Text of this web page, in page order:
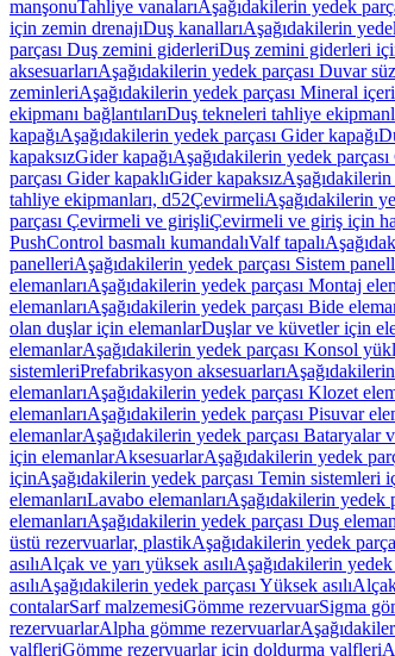
manşonuTahliye vanalarıAşağıdakilerin yedek
için zemin drenajıDuş kanallarıAşağıdakilerin
parçası Duş zemini giderleriDuş zemini giderleri
aksesuarlarıAşağıdakilerin yedek parçası Duvar
zeminleriAşağıdakilerin yedek parçası Mineral
ekipmanı bağlantılarıDuş tekneleri tahliye
kapağıAşağıdakilerin yedek parçası Gider kapağı
kapaksızGider kapağıAşağıdakilerin yedek parçası
parçası Gider kapaklıGider kapaksızAşağıdakilerin
tahliye ekipmanları, d52ÇevirmeliAşağıdakilerin
parçası Çevirmeli ve girişliÇevirmeli ve giriş için
PushControl basmalı kumandalıValf tapalı
panelleriAşağıdakilerin yedek parçası Sistem
elemanlarıAşağıdakilerin yedek parçası Montaj
elemanlarıAşağıdakilerin yedek parçası Bide
olan duşlar için elemanlarDuşlar ve küvetler için
elemanlarAşağıdakilerin yedek parçası Konsol
sistemleriPrefabrikasyon aksesuarları
elemanlarıAşağıdakilerin yedek parçası Klozet
elemanlarıAşağıdakilerin yedek parçası Pisuvar
elemanlarAşağıdakilerin yedek parçası Bataryalar
için elemanlarAksesuarlarAşağıdakilerin yedek
içinAşağıdakilerin yedek parçası Temin sistemleri
elemanlarıLavabo elemanlarıAşağıdakilerin yedek
elemanlarıAşağıdakilerin yedek parçası Duş
üstü rezervuarlar, plastikAşağıdakilerin yedek
asılıAlçak ve yarı yüksek asılıAşağıdakilerin yedek
asılıAşağıdakilerin yedek parçası Yüksek asılı
contalarSarf malzemesiGömme rezervuarSigma
rezervuarlarAlpha gömme rezervuarlar
valfleriGömme rezervuarlar için doldurma valfleri